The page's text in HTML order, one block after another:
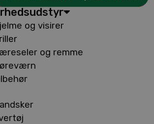
og visirer
og remme